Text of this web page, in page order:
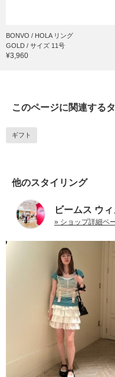
BONVO / HOLA リング
GOLD / サイズ 11号
¥3,960
このページに関連する
ギフト
他のスタイリング
ビームス ウ
» ショップ詳細ペ